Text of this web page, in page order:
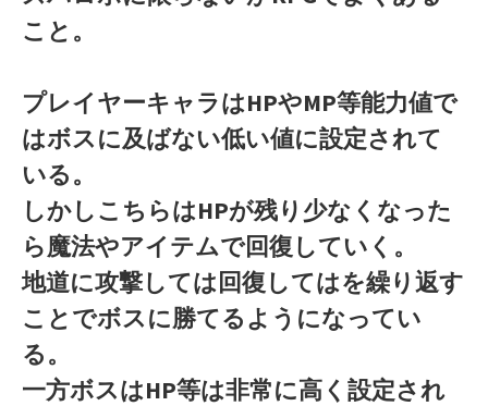
こと。
プレイヤーキャラはHPやMP等能力値で
はボスに及ばない低い値に設定されて
いる。
しかしこちらはHPが残り少なくなった
ら魔法やアイテムで回復していく。
地道に攻撃しては回復してはを繰り返す
ことでボスに勝てるようになってい
る。
一方ボスはHP等は非常に高く設定され